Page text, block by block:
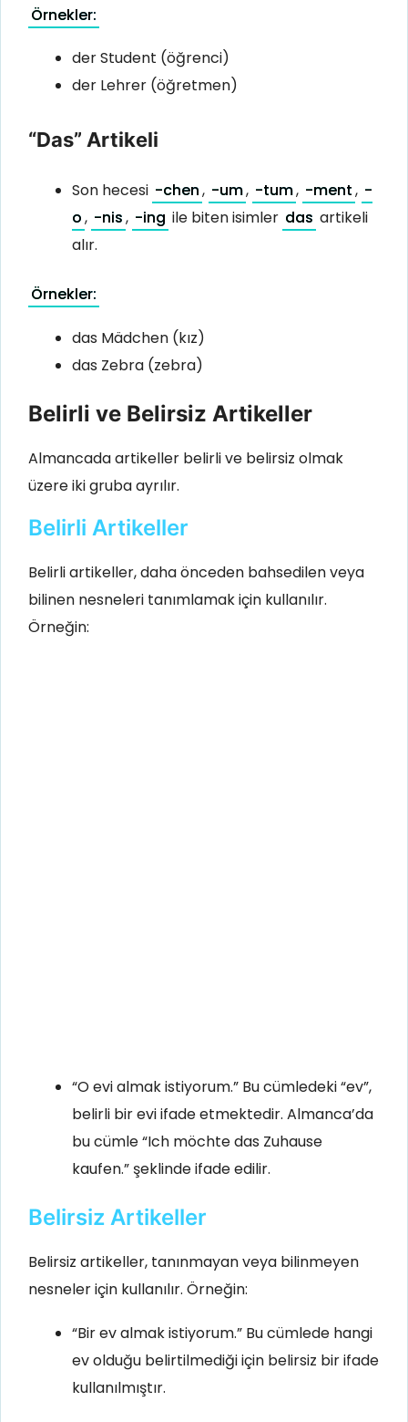
Örnekler:
der Student (öğrenci)
der Lehrer (öğretmen)
“Das” Artikeli
Son hecesi -chen, -um, -tum, -ment, -
o, -nis, -ing ile biten isimler das artikeli
alır.
Örnekler:
das Mädchen (kız)
das Zebra (zebra)
Belirli ve Belirsiz Artikeller
Almancada artikeller belirli ve belirsiz olmak
üzere iki gruba ayrılır.
Belirli Artikeller
Belirli artikeller, daha önceden bahsedilen veya
bilinen nesneleri tanımlamak için kullanılır.
Örneğin:
“O evi almak istiyorum.” Bu cümledeki “ev”,
belirli bir evi ifade etmektedir. Almanca’da
bu cümle “Ich möchte das Zuhause
kaufen.” şeklinde ifade edilir.
Belirsiz Artikeller
Belirsiz artikeller, tanınmayan veya bilinmeyen
nesneler için kullanılır. Örneğin:
“Bir ev almak istiyorum.” Bu cümlede hangi
ev olduğu belirtilmediği için belirsiz bir ifade
kullanılmıştır.